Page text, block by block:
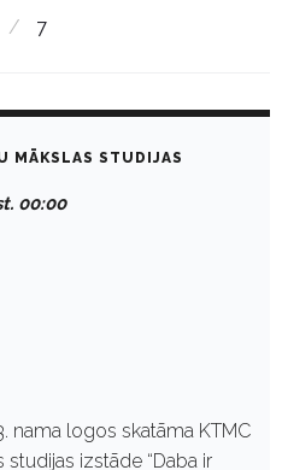
/ 7
MĀKSLAS STUDIJAS
00:00
nama logos skatāma KTMC
studijas izstāde “Daba ir